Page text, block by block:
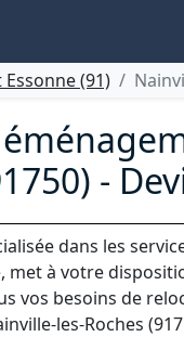
(91)
-
dans les
met à votre
vos besoins de
les-Roches